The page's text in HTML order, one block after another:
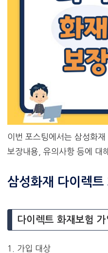
이번 포스팅에서는 삼성화재
보장내용, 유의사항 등에 대
삼성화재 다이렉트
다이렉트 화재보험 가
1. 가입 대상